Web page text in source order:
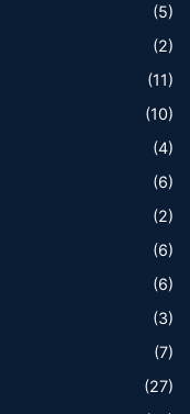
(5)
(2)
(11)
(10)
(4)
(6)
(2)
(6)
(6)
(3)
(7)
(27)